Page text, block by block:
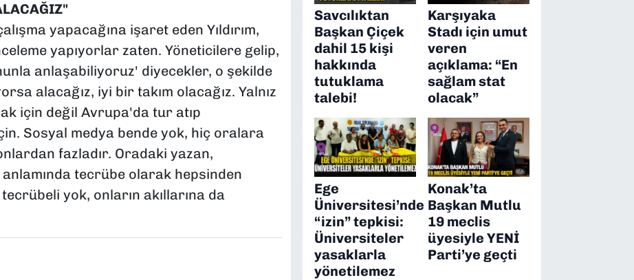
yapacağına işaret eden Yıldırım,
yapıyorlar zaten. Yöneticilere gelip,
anlaşabiliyoruz' diyecekler, o şekilde
alacağız, iyi bir takım olacağız. Yalnız
için değil Avrupa'da tur atıp
Sosyal medya bende yok, hiç oralara
fazladır. Oradaki yazan,
tecrübe olarak hepsinden
yok, onların akıllarına da
Savcılıktan
Başkan Çiçek
dahil 15 kişi
hakkında
tutuklama
talebi!
Karşıyaka
Stadı için umut
veren
açıklama: “En
sağlam stat
olacak”
Ege
Üniversitesi’nde
“izin” tepkisi:
Üniversiteler
yasaklarla
yönetilemez
Konak’ta
Başkan Mutlu
19 meclis
üyesiyle YENİ
Parti’ye geçti